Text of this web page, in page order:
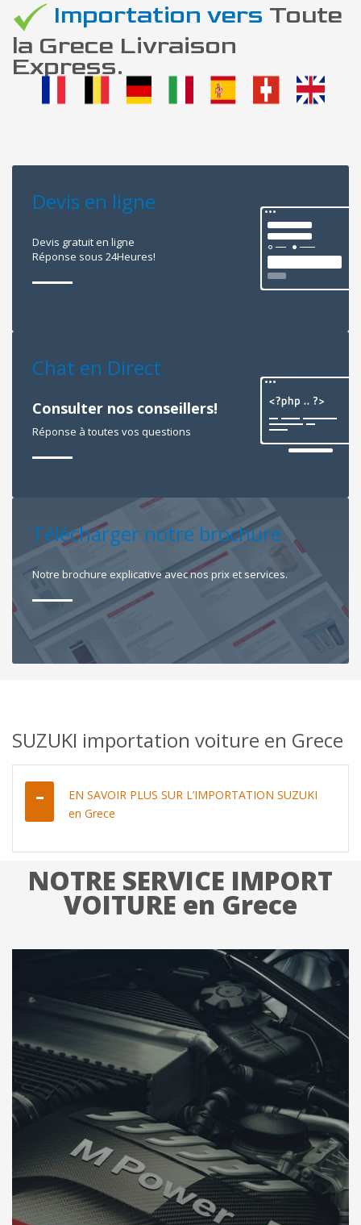
Importation vers Toute
la Grece Livraison
Express.
Devis en ligne
Devis gratuit en ligne
Réponse sous 24Heures!
Chat en Direct
Consulter nos conseillers!
Réponse à toutes vos questions
Télécharger notre brochure
Notre brochure explicative avec nos prix et services.
SUZUKI importation voiture en Grece
EN SAVOIR PLUS SUR L’IMPORTATION SUZUKI
en Grece
NOTRE SERVICE IMPORT
VOITURE en Grece